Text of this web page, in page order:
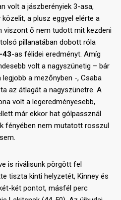
volt a jászberényiek 3-asa,
a plusz eggyel elérte a
viszont ő nem tudott mit kezdeni
pillanatában dobott róla
43-as félidei eredményt. Amíg
volt a nagyszünetig – bár
a mezőnyben -, Csaba
az átlagát a nagyszünetre. A
volt a legeredményesebb,
már ekkor hat gólpassznál
fényében nem mutatott rosszul
is riválisunk pörgött fel
tiszta kinti helyzetét, Kinney és
két pontot, másfél perc